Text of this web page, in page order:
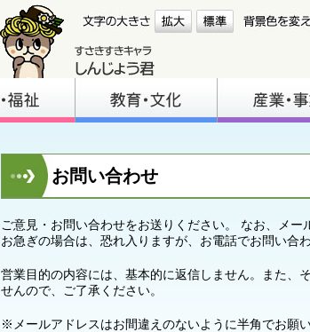
お問い合わせ
ご意見・お問い合わせをお送りください。 なお、メー
お急ぎの場合は、恐れ入りますが、お電話でお問い合わ
営業目的の内容には、基本的に返信しません。また、
せんので、ご了承ください。
※メールアドレスはお間違えのないように半角でお願い